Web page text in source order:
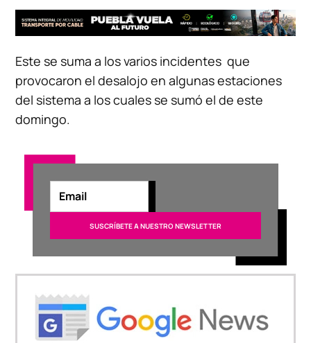
Este se suma a los varios incidentes que
provocaron el desalojo en algunas estaciones
del sistema a los cuales se sumó el de este
domingo.